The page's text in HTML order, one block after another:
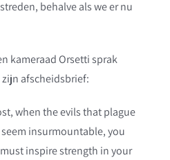
behalve als we er nu
kameraad Orsetti sprak
afscheidsbrief:
when the evils that plague
insurmountable, you
inspire strength in your